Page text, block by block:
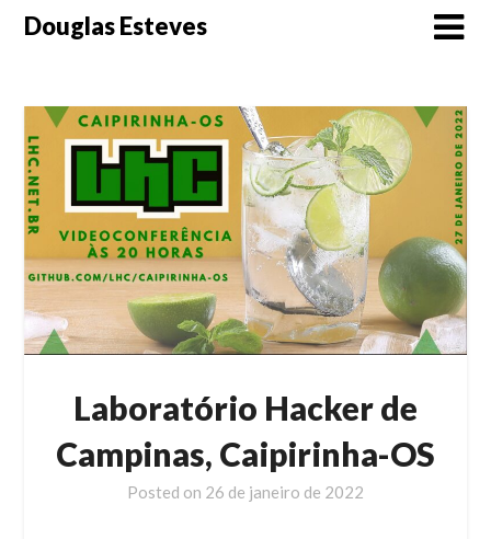
SkipDouglas Esteves
Laboratório Hacker de
Campinas, Caipirinha-OS
Posted on 26 de janeiro de 2022